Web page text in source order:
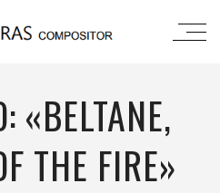
«BELTANE,
THE FIRE»